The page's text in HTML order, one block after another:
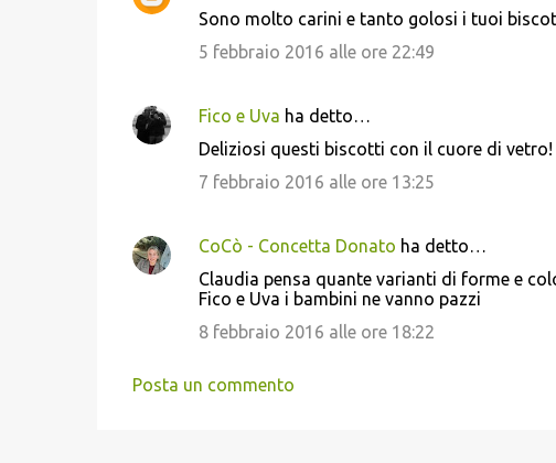
Sono molto carini e tanto golosi i tuoi
5 febbraio 2016 alle ore 22:49
Fico e Uva ha detto…
Deliziosi questi biscotti con il cuore di vetro!
7 febbraio 2016 alle ore 13:25
CoCò - Concetta Donato ha detto…
Claudia pensa quante varianti di forme e
Fico e Uva i bambini ne vanno pazzi
8 febbraio 2016 alle ore 18:22
Posta un commento